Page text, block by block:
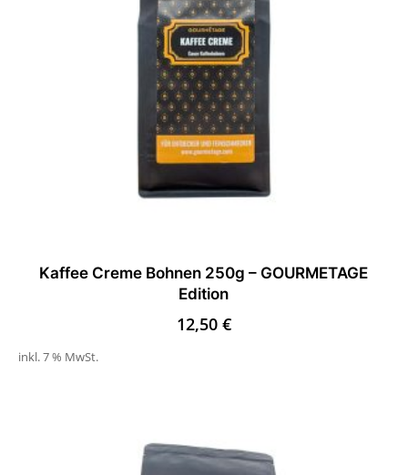
Kaffee Creme Bohnen 250g – GOURMETAGE
Edition
12,50 €
inkl. 7 % MwSt.